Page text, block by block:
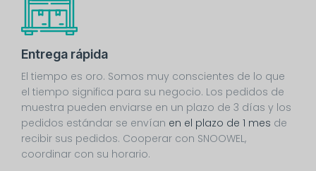
Entrega rápida
El tiempo es oro. Somos muy conscientes de lo que
el tiempo significa para su negocio. Los pedidos de
muestra pueden enviarse en un plazo de 3 días y los
pedidos estándar se envían en el plazo de 1 mes de
recibir sus pedidos. Cooperar con SNOOWEL,
coordinar con su horario.